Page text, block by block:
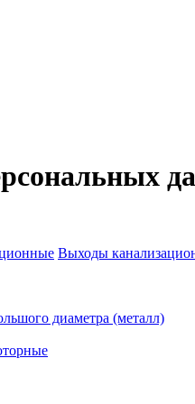
Выходы
диаметра (металл)